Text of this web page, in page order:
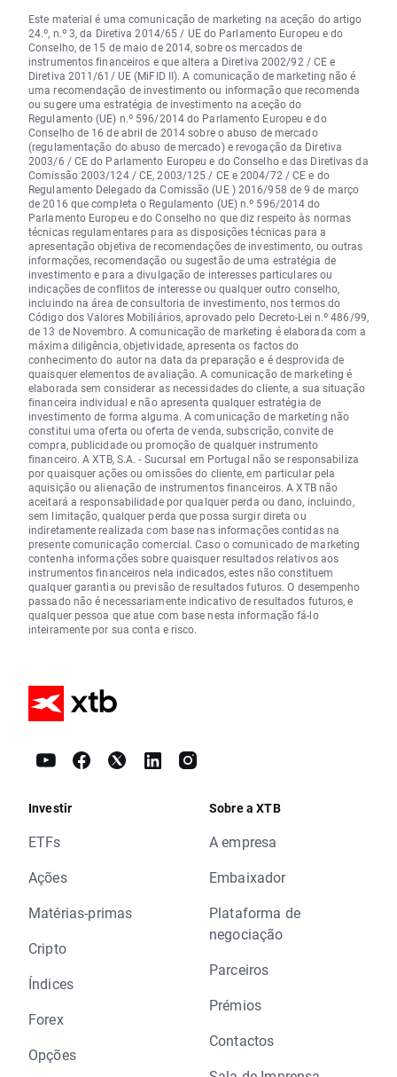
Este material é uma comunicação de marketing na aceção do artigo
24.º, n.º 3, da Diretiva 2014/65 / UE do Parlamento Europeu e do
Conselho, de 15 de maio de 2014, sobre os mercados de
instrumentos financeiros e que altera a Diretiva 2002/92 / CE e
Diretiva 2011/61/ UE (MiFID II). A comunicação de marketing não é
uma recomendação de investimento ou informação que recomenda
ou sugere uma estratégia de investimento na aceção do
Regulamento (UE) n.º 596/2014 do Parlamento Europeu e do
Conselho de 16 de abril de 2014 sobre o abuso de mercado
(regulamentação do abuso de mercado) e revogação da Diretiva
2003/6 / CE do Parlamento Europeu e do Conselho e das Diretivas da
Comissão 2003/124 / CE, 2003/125 / CE e 2004/72 / CE e do
Regulamento Delegado da Comissão (UE ) 2016/958 de 9 de março
de 2016 que completa o Regulamento (UE) n.º 596/2014 do
Parlamento Europeu e do Conselho no que diz respeito às normas
técnicas regulamentares para as disposições técnicas para a
apresentação objetiva de recomendações de investimento, ou outras
informações, recomendação ou sugestão de uma estratégia de
investimento e para a divulgação de interesses particulares ou
indicações de conflitos de interesse ou qualquer outro conselho,
incluindo na área de consultoria de investimento, nos termos do
Código dos Valores Mobiliários, aprovado pelo Decreto-Lei n.º 486/99,
de 13 de Novembro. A comunicação de marketing é elaborada com a
máxima diligência, objetividade, apresenta os factos do
conhecimento do autor na data da preparação e é desprovida de
quaisquer elementos de avaliação. A comunicação de marketing é
elaborada sem considerar as necessidades do cliente, a sua situação
financeira individual e não apresenta qualquer estratégia de
investimento de forma alguma. A comunicação de marketing não
constitui uma oferta ou oferta de venda, subscrição, convite de
compra, publicidade ou promoção de qualquer instrumento
financeiro. A XTB, S.A. - Sucursal em Portugal não se responsabiliza
por quaisquer ações ou omissões do cliente, em particular pela
aquisição ou alienação de instrumentos financeiros. A XTB não
aceitará a responsabilidade por qualquer perda ou dano, incluindo,
sem limitação, qualquer perda que possa surgir direta ou
indiretamente realizada com base nas informações contidas na
presente comunicação comercial. Caso o comunicado de marketing
contenha informações sobre quaisquer resultados relativos aos
instrumentos financeiros nela indicados, estes não constituem
qualquer garantia ou previsão de resultados futuros. O desempenho
passado não é necessariamente indicativo de resultados futuros, e
qualquer pessoa que atue com base nesta informação fá-lo
inteiramente por sua conta e risco.
Investir
ETFs
Ações
Matérias-primas
Cripto
Índices
Forex
Opções
Sobre a XTB
A empresa
Embaixador
Plataforma de
negociação
Parceiros
Prémios
Contactos